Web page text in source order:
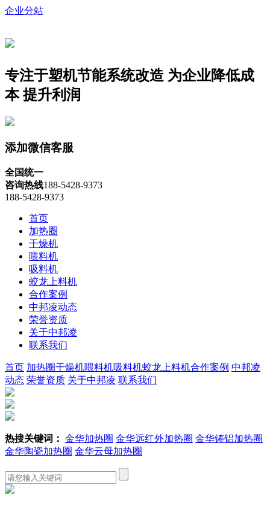
企业分站
专注于塑机节能系统改造 为企业降低成
本 提升利润
添加微信客服
全国统一
咨询热线188-5428-9373
188-5428-9373
首页
加热圈
干燥机
喂料机
吸料机
蛟龙上料机
合作案例
中邦凌动态
荣誉资质
关于中邦凌
联系我们
首页 加热圈干燥机喂料机吸料机蛟龙上料机合作案例 中邦凌
动态 荣誉资质 关于中邦凌 联系我们
热搜关键词： 金华加热圈 金华远红外加热圈 金华铸铝加热圈
金华陶瓷加热圈 金华云母加热圈